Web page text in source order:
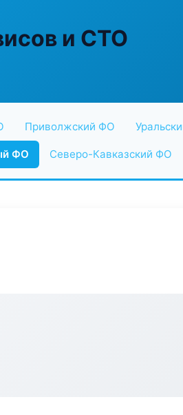
и СТО
Приволжский ФО
ФО Северо-Кавказский ФО